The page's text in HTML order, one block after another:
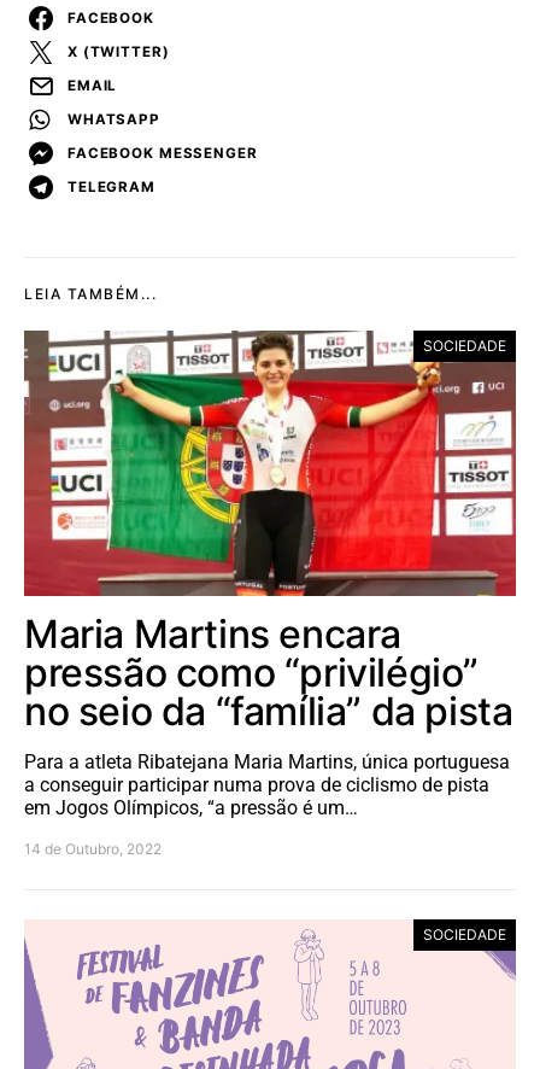
FACEBOOK
X (TWITTER)
EMAIL
WHATSAPP
FACEBOOK MESSENGER
TELEGRAM
LEIA TAMBÉM...
SOCIEDADE
Maria Martins encara
pressão como “privilégio”
no seio da “família” da pista
Para a atleta Ribatejana Maria Martins, única portuguesa
a conseguir participar numa prova de ciclismo de pista
em Jogos Olímpicos, “a pressão é um…
14 de Outubro, 2022
SOCIEDADE